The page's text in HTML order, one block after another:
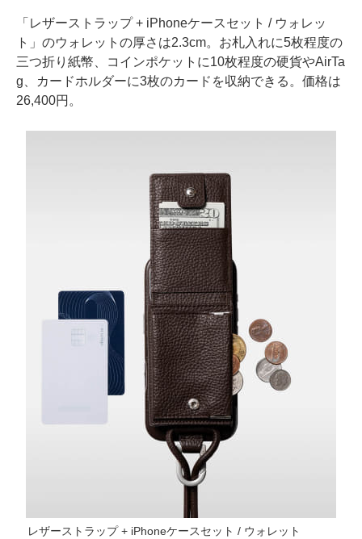
「レザーストラップ + iPhoneケースセット / ウォレッ
ト」のウォレットの厚さは2.3cm。お札入れに5枚程度の
三つ折り紙幣、コインポケットに10枚程度の硬貨やAirTa
g、カードホルダーに3枚のカードを収納できる。価格は
26,400円。
レザーストラップ + iPhoneケースセット / ウォレット